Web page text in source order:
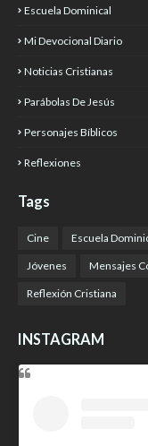
Escuela Dominical
Mi Devocional Diario
Noticias Cristianas
Parábolas De Jesús
Personajes Bíblicos
Reflexiones
Tags
Cine Escuela
Jóvenes Mensajes
Reflexión Cristiana
INSTAGRAM